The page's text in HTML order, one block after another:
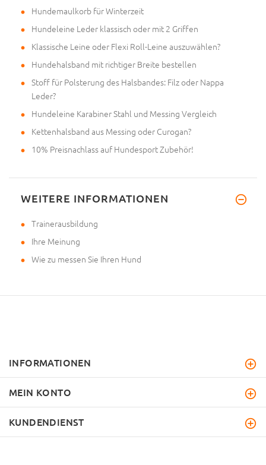
Hundemaulkorb für Winterzeit
Hundeleine Leder klassisch oder mit 2 Griffen
Klassische Leine oder Flexi Roll-Leine auszuwählen?
Hundehalsband mit richtiger Breite bestellen
Stoff für Polsterung des Halsbandes: Filz oder Nappa
Leder?
Hundeleine Karabiner Stahl und Messing Vergleich
Kettenhalsband aus Messing oder Curogan?
10% Preisnachlass auf Hundesport Zubehör!
WEITERE INFORMATIONEN
Trainerausbildung
Ihre Meinung
Wie zu messen Sie Ihren Hund
INFORMATIONEN
MEIN KONTO
KUNDENDIENST